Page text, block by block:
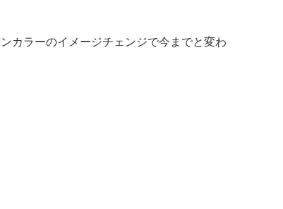
カラーのイメージチェンジで今までと変わ